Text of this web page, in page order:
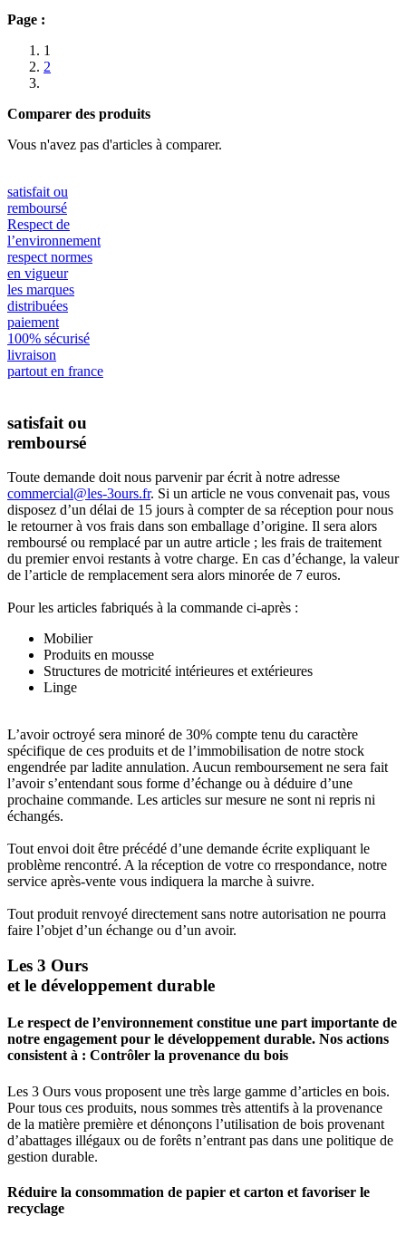
Page :
1
2
Comparer des produits
Vous n'avez pas d'articles à comparer.
satisfait ou
remboursé
Respect de
l’environnement
respect normes
en vigueur
les marques
distribuées
paiement
100% sécurisé
livraison
partout en france
satisfait ou
remboursé
Toute demande doit nous parvenir par écrit à notre adresse
commercial@les-3ours.fr. Si un article ne vous convenait pas, vous
disposez d’un délai de 15 jours à compter de sa réception pour nous
le retourner à vos frais dans son emballage d’origine. Il sera alors
remboursé ou remplacé par un autre article ; les frais de traitement
du premier envoi restants à votre charge. En cas d’échange, la valeur
de l’article de remplacement sera alors minorée de 7 euros.
Pour les articles fabriqués à la commande ci-après :
Mobilier
Produits en mousse
Structures de motricité intérieures et extérieures
Linge
L’avoir octroyé sera minoré de 30% compte tenu du caractère
spécifique de ces produits et de l’immobilisation de notre stock
engendrée par ladite annulation. Aucun remboursement ne sera fait
l’avoir s’entendant sous forme d’échange ou à déduire d’une
prochaine commande. Les articles sur mesure ne sont ni repris ni
échangés.
Tout envoi doit être précédé d’une demande écrite expliquant le
problème rencontré. A la réception de votre co rrespondance, notre
service après-vente vous indiquera la marche à suivre.
Tout produit renvoyé directement sans notre autorisation ne pourra
faire l’objet d’un échange ou d’un avoir.
Les 3 Ours
et le développement durable
Le respect de l’environnement constitue une part importante de
notre engagement pour le développement durable. Nos actions
consistent à : Contrôler la provenance du bois
Les 3 Ours vous proposent une très large gamme d’articles en bois.
Pour tous ces produits, nous sommes très attentifs à la provenance
de la matière première et dénonçons l’utilisation de bois provenant
d’abattages illégaux ou de forêts n’entrant pas dans une politique de
gestion durable.
Réduire la consommation de papier et carton et favoriser le
recyclage